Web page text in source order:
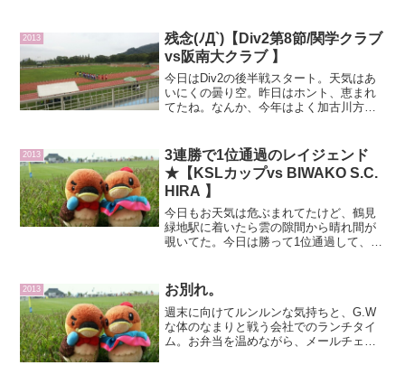
が残念…芝生なので敷物...
2013
残念(ﾉД`)【Div2第8節/関学クラブ
vs阪南大クラブ 】
今日はDiv2の後半戦スタート。天気はあ
いにくの曇り空。昨日はホント、恵まれ
てたね。なんか、今年はよく加古川方面
す。その間は前日のレイジェンドの試合
のブログを書いてたか...
2013
3連勝で1位通過のレイジェンド
★【KSLカップvs BIWAKO S.C.
HIRA 】
今日もお天気は危ぶまれてたけど、鶴見
緑地駅に着いたら雲の隙間から晴れ間が
覗いてた。今日は勝って1位通過して、
ッカーリーグカップ予選リーググループA
第3戦vs...
2013 お別れ。
週末に向けてルンルンな気持ちと、G.W
な体のなまりと戦う会社でのランチタイ
ム。お弁当を温めながら、メールチェッ